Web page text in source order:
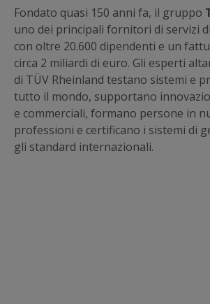
Fondato quasi 150 anni fa, il gruppo
uno dei principali fornitori di servizi
con oltre 20.600 dipendenti e un
circa 2 miliardi di euro. Gli esperti
di TÜV Rheinland testano sistemi e
tutto il mondo, supportano
e commerciali, formano persone in
professioni e certificano i sistemi di
gli standard internazionali.